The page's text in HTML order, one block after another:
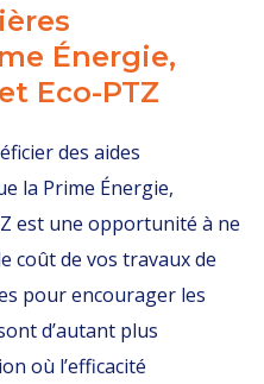
Énergie,
Eco-PTZ
des aides
la Prime Énergie,
est une opportunité à ne
coût de vos travaux de
pour encourager les
d’autant plus
où l’efficacité